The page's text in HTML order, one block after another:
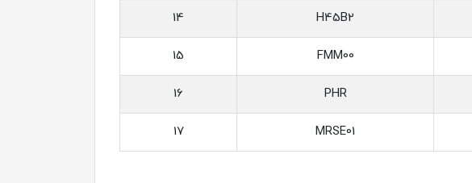
H45B2
14
FMM00
15
PHR
16
MRSE01
17